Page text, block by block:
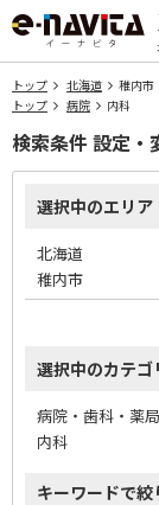
トップ 北海道
稚内市
トップ
病院 内科
検索条件 設定・
選択中のエリア
北海道
稚内市
選択中のカテゴ
病院・歯科・薬
内科
キーワードで絞